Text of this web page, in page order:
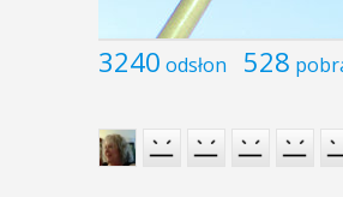
3240 odsłon 528